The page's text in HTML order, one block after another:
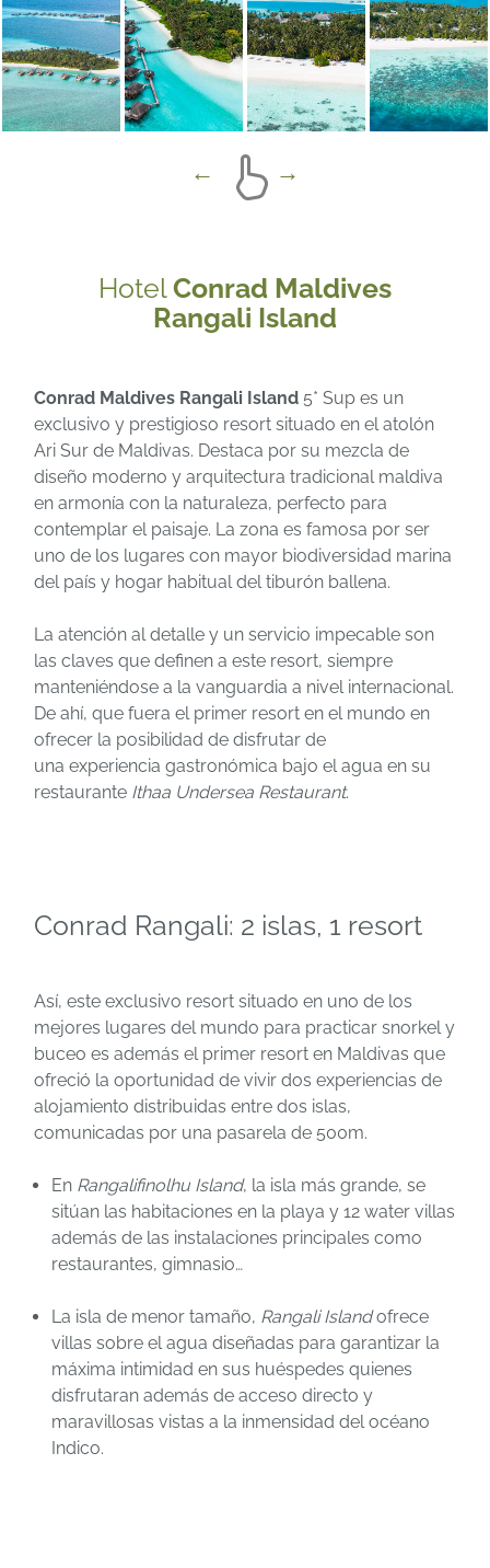
HotelConrad Maldives
Rangali Island
Conrad Maldives Rangali Island 5* Sup es un
exclusivo y prestigioso resort situado en el atolón
Ari Sur de Maldivas. Destaca por su mezcla de
diseño moderno y arquitectura tradicional maldiva
en armonía con la naturaleza, perfecto para
contemplar el paisaje. La zona es famosa por ser
uno de los lugares con mayor biodiversidad marina
del país y hogar habitual del tiburón ballena.
La atención al detalle y un servicio impecable son
las claves que definen a este resort, siempre
manteniéndose a la vanguardia a nivel internacional.
De ahí, que fuera el primer resort en el mundo en
ofrecer la posibilidad de disfrutar de
una experiencia gastronómica bajo el agua en su
restaurante Ithaa Undersea Restaurant.
Conrad Rangali: 2 islas, 1 resort
Así, este exclusivo resort situado en uno de los
mejores lugares del mundo para practicar snorkel y
buceo es además el primer resort en Maldivas que
ofreció la oportunidad de vivir dos experiencias de
alojamiento distribuidas entre dos islas,
comunicadas por una pasarela de 500m.
En Rangalifinolhu Island, la isla más grande, se
sitúan las habitaciones en la playa y 12 water villas
además de las instalaciones principales como
restaurantes, gimnasio…
La isla de menor tamaño, Rangali Islandofrece
villas sobre el agua diseñadas para garantizar la
máxima intimidad en sus huéspedes quienes
disfrutaran además de acceso directo y
maravillosas vistas a la inmensidad del océano
Indico.